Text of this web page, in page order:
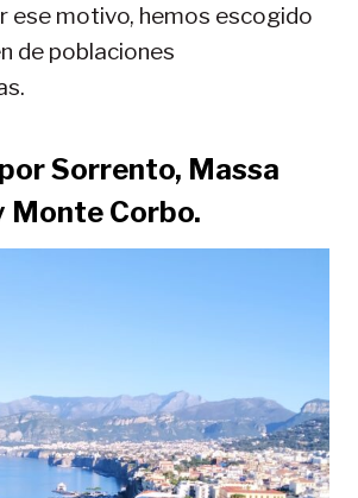
ese motivo, hemos escogido
de poblaciones
Sorrento, Massa
Monte Corbo.